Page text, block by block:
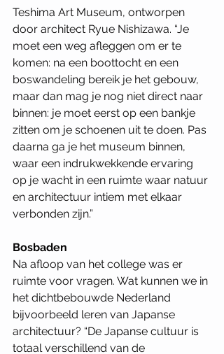
Teshima Art Museum, ontworpen
door architect Ryue Nishizawa. “Je
moet een weg afleggen om er te
komen: na een boottocht en een
boswandeling bereik je het gebouw,
maar dan mag je nog niet direct naar
binnen: je moet eerst op een bankje
zitten om je schoenen uit te doen. Pas
daarna ga je het museum binnen,
waar een indrukwekkende ervaring
op je wacht in een ruimte waar natuur
en architectuur intiem met elkaar
verbonden zijn.”
Bosbaden
Na afloop van het college was er
ruimte voor vragen. Wat kunnen we in
het dichtbebouwde Nederland
bijvoorbeeld leren van Japanse
architectuur? “De Japanse cultuur is
totaal verschillend van de